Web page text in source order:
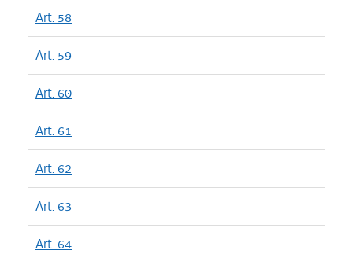
Art. 58
Art. 59
Art. 60
Art. 61
Art. 62
Art. 63
Art. 64